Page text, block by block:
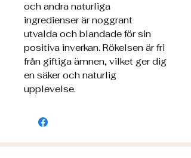
och andra naturliga
ingredienser är noggrant
utvalda och blandade för sin
positiva inverkan. Rökelsen är fri
från giftiga ämnen, vilket ger dig
en säker och naturlig
upplevelse.